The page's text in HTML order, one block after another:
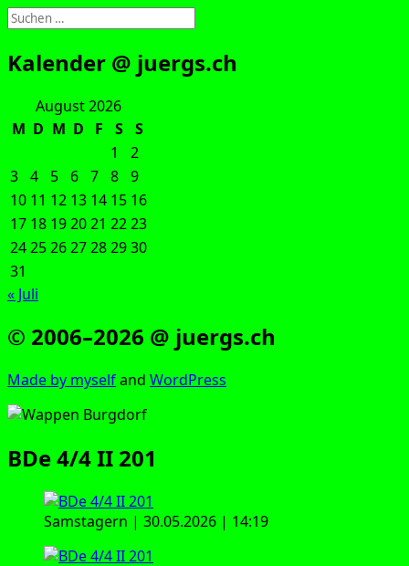
Suchen
nach:
Kalender @ juergs.ch
August 2026
M D M D F S
S
1
2
3 4 5 6 7 8 9
10 11 12 13 14 15 16
17 18 192021 2223
24252627282930
31
« Juli
© 2006–2026 @ juergs.ch
Made by mys­elfand Word­Press
BDe 4/4 II 201
Sams­ta­gern | 30.05.2026 | 14:19